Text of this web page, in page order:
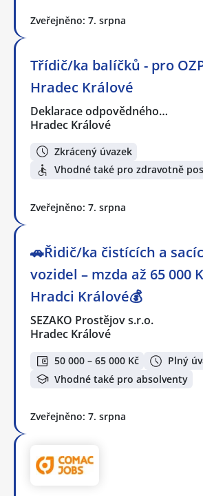
Zveřejněno: 7. srpna
Třídič/ka balíčků - pro
Hradec Králové
Deklarace odpovědného…
Hradec Králové
Zkrácený úvazek
Vhodné také pro zdravotně
Zveřejněno: 7. srpna
🚗Řidič/ka čistících a
vozidel – mzda až 65 000
Hradci Králové💰
SEZAKO Prostějov s.r.o.
Hradec Králové
50 000 – 65 000 Kč
Plný
Vhodné také pro absolventy
Zveřejněno: 7. srpna